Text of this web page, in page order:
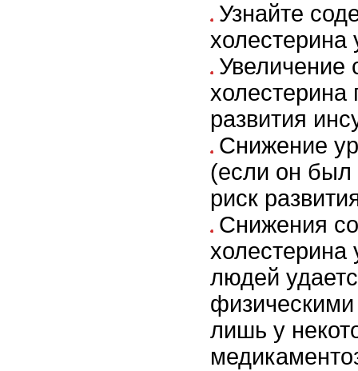
Узнайте
холестерина
Увеличение
холестерина
развития
Снижение
(если он
риск
Снижения
холестерина
людей
лишь у